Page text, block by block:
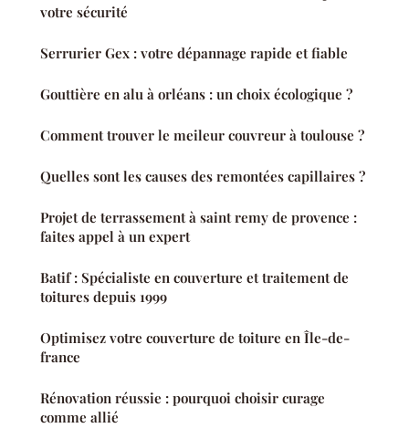
votre sécurité
Serrurier Gex : votre dépannage rapide et fiable
Gouttière en alu à orléans : un choix écologique ?
Comment trouver le meileur couvreur à toulouse ?
Quelles sont les causes des remontées capillaires ?
Projet de terrassement à saint remy de provence :
faites appel à un expert
Batif : Spécialiste en couverture et traitement de
toitures depuis 1999
Optimisez votre couverture de toiture en Île-de-
france
Rénovation réussie : pourquoi choisir curage
comme allié